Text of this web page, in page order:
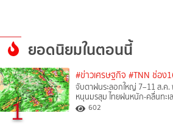
ยอดนิยมในตอนนี้
1
#ข่าวเศรษฐกิจ #TNN ช่อง
จับตาฝนระลอกใหญ่ 7–11 ส.ค
หนุนมรสุม ไทยฝนหนัก-คลื่นทะเ
602